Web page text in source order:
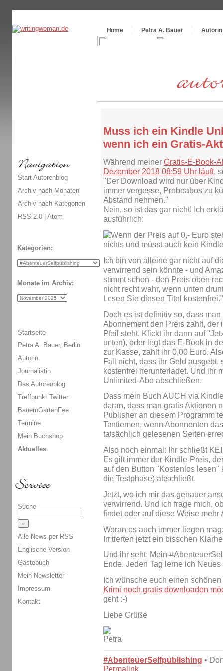
Home
Petra A. Bauer Autorin
Muss ich ein Kindle
wenn ich ein Gratis-
Während meiner Gratis-E-Book-
Dezember 2018 08:59 Uhr läuft,
"Der Download wird nur über
immer vergesse, Probeabos zu
Abstand nehmen."
Nein, so ist das gar nicht! Ich
ausführlich:
Ich bin von alleine gar nicht auf
verwirrend sein könnte - und
stimmt schon - den Preis oben
nicht recht wahr, wenn unten
Lesen Sie diesen Titel kostenfrei."
Doch es ist definitiv so, dass
Abonnement den Preis zahlt, der
Pfeil steht. Klickt ihr dann auf
unten), oder legt das E-Book in
zur Kasse, zahlt ihr 0,00 Euro.
Fall nicht, dass ihr Geld ausgebt,
kostenfrei herunterladet. Und ihr
Unlimited-Abo abschließen.
Dass mein Buch AUCH via
daran, dass man gratis Aktionen
Publisher an diesem Programm
Tantiemen, wenn Abonnenten
tatsächlich gelesenen Seiten
Also noch einmal: Ihr schließt
Es gilt immer der Kindle-Preis,
auf den Button "Kostenlos lesen"
die Testphase) abschließt.
Jetzt, wo ich mir das genauer
verwirrend. Und ich frage mich,
findet oder auf diese Weise mehr
Woran es auch immer liegen
Irritierten jetzt ein bisschen
Und ihr seht: Mein
Ende. Jeden Tag lerne ich
Ich wünsche euch einen
Krimi noch gratis downloaden
geht :-)
Liebe Grüße
#AbenteuerSelfpublishing •
Permalink
Start Autorenblog
Archiv nach Monaten
Archiv nach Kategorien
RSS 2.0 | Atom
Kategorien:
Monate im Archiv:
Startseite
Petra A. Bauer, Berlin
Autorin
Journalistin
Das Autorenblog
Treffpunkt Twitter
BauernGartenFee
Termine
Mein Buchshop
Aktuelles
Suche
Alle News per RSS
Englische Version
Gästebuch
Mein Newsletter
Impressum
Kontakt